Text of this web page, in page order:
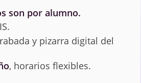
son por alumno.
y pizarra digital del
, horarios flexibles.